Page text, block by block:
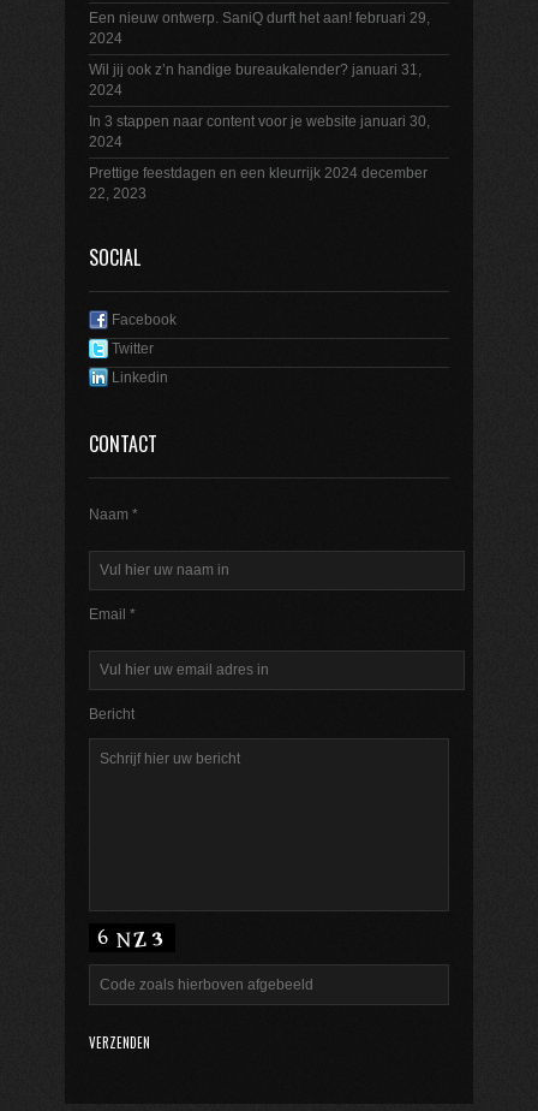
Een nieuw ontwerp. SaniQ durft het aan! februari 29,
2024
Wil jij ook z’n handige bureaukalender? januari 31,
2024
In 3 stappen naar content voor je website januari 30,
2024
Prettige feestdagen en een kleurrijk 2024 december
22, 2023
SOCIAL
Facebook
Twitter
Linkedin
CONTACT
Naam *
Email *
Bericht